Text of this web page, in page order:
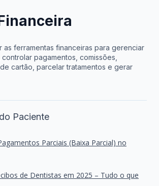
as ferramentas financeiras para gerenciar
pagamentos, comissões,
cartão, parcelar tratamentos e gerar
Paciente
Parciais (Baixa Parcial) no
de Dentistas em 2025 – Tudo o que